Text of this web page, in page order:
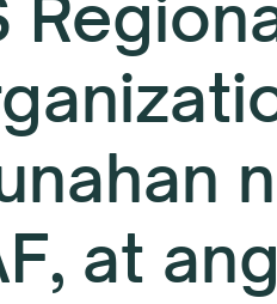
at ang